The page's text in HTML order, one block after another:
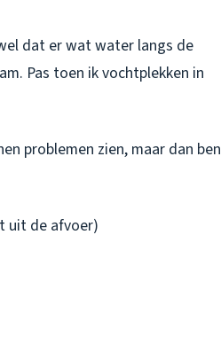
dat er wat water langs de
Pas toen ik vochtplekken in
problemen zien, maar dan ben
uit de afvoer)